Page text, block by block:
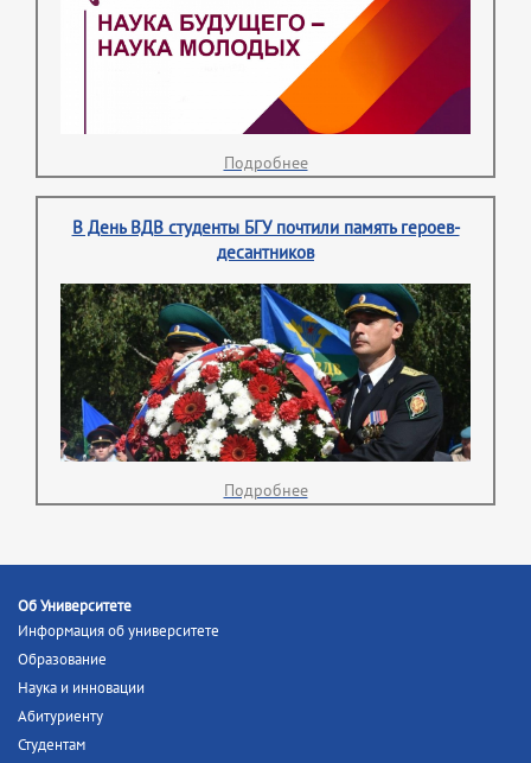
Подробнее
В День ВДВ студенты БГУ почтили память героев-
десантников
Подробнее
Об Университете
Информация об университете
Образование
Наука и инновации
Абитуриенту
Студентам